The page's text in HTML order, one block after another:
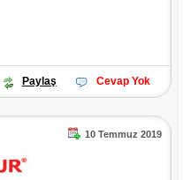
Paylaş Cevap Yok
10 Temmuz 2019